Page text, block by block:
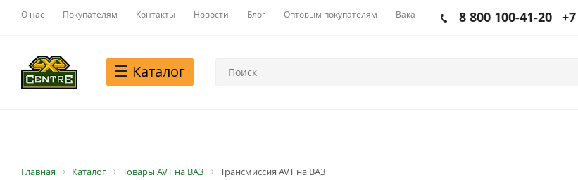
О нас Покупателям Контакты Новости Блог Оптовым покупателям Вакансии 8 800 100-41-20
Каталог
Главная Каталог Товары AVT на ВАЗ Трансмиссия AVT на ВАЗ